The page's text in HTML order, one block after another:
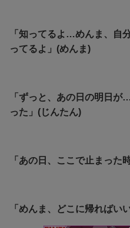
「知ってるよ…めんま、自
ってるよ」(めんま)
「ずっと、あの日の明日
った」(じんたん)
「あの日、ここで止まった
「めんま、どこに帰れば